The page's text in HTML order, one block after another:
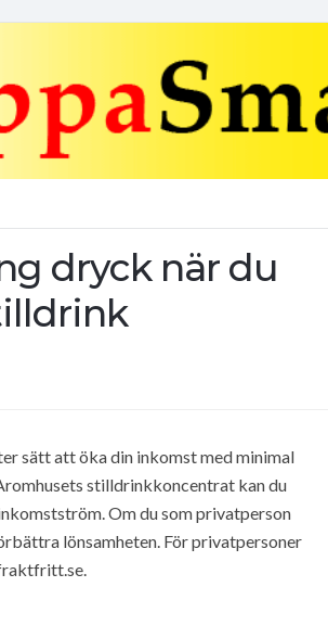
dryck när du
sätt att öka din inkomst med minimal
stilldrinkkoncentrat kan du
Om du som privatperson
lönsamheten. För privatpersoner